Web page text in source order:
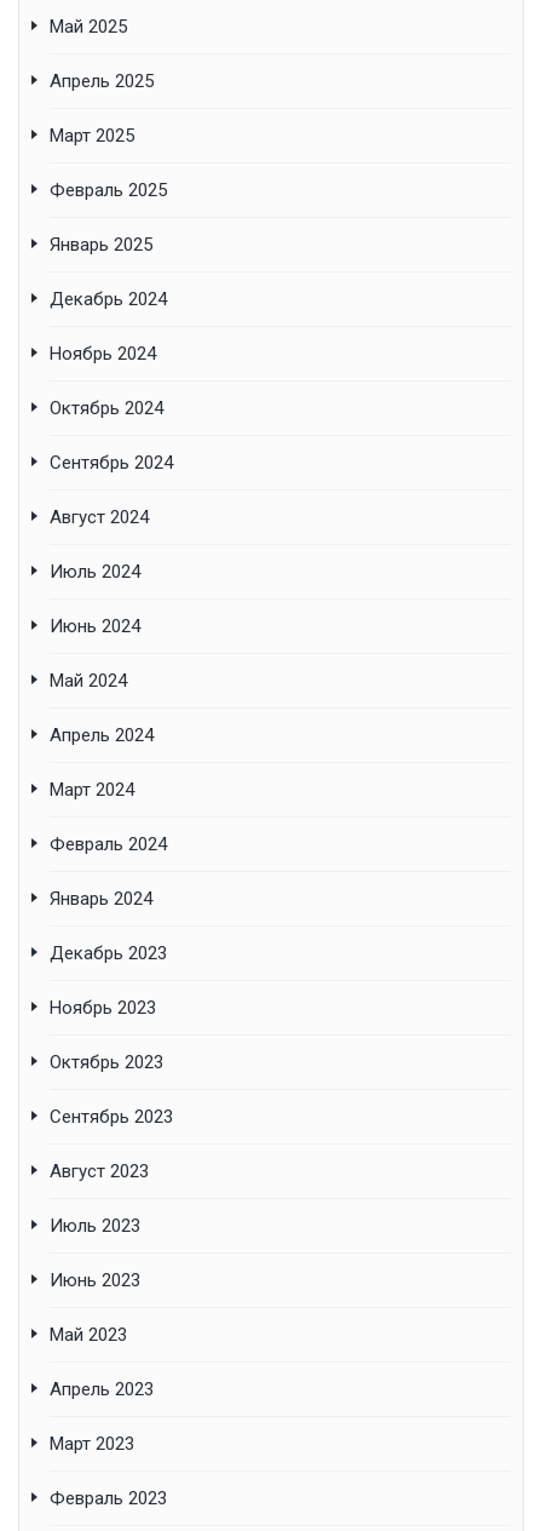
Май 2025
Апрель 2025
Март 2025
Февраль 2025
Январь 2025
Декабрь 2024
Ноябрь 2024
Октябрь 2024
Сентябрь 2024
Август 2024
Июль 2024
Июнь 2024
Май 2024
Апрель 2024
Март 2024
Февраль 2024
Январь 2024
Декабрь 2023
Ноябрь 2023
Октябрь 2023
Сентябрь 2023
Август 2023
Июль 2023
Июнь 2023
Май 2023
Апрель 2023
Март 2023
Февраль 2023